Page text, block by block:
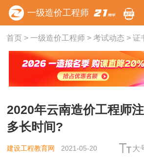
一级造价工程师
首页> 一级造价工程师> 考试动态 > 证
2020年云南造价工程师
多长时间?
建设工程教育网 2021-05-20 大